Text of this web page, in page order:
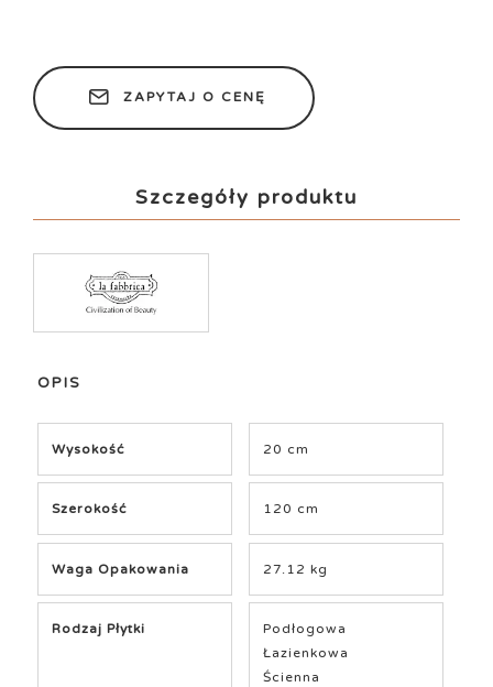
ZAPYTAJ O CENĘ
Szczegóły produktu
OPIS
Wysokość 20 cm
Szerokość 120 cm
Waga Opakowania 27.12 kg
Rodzaj Płytki
Podłogowa
Łazienkowa
Ścienna